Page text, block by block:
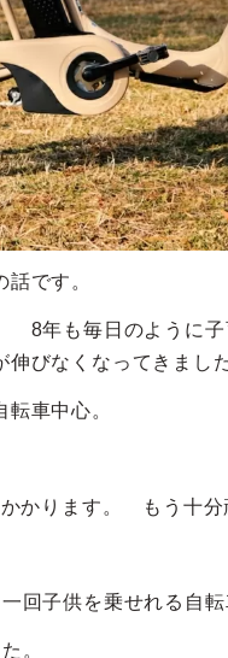
です。
8年も毎日のように
びなくなってきました
車中心。
かります。 もう十分
回子供を乗せれる自転
。